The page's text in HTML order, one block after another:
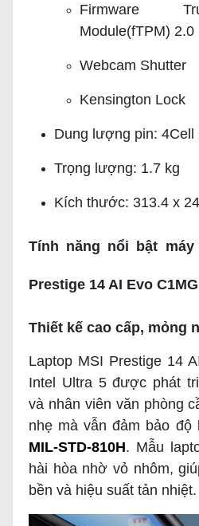
Firmware
Module(fTPM) 2.0
Webcam Shutter
Kensington Lock
Dung lượng pin: 4Cell
Trọng lượng: 1.7 kg
Kích thước: 313.4 x
Tính năng nổi bật
Prestige 14 AI Evo
Thiết kế cao cấp, mỏng
Laptop MSI Prestige 14
Intel Ultra 5 được phát
và nhân viên văn phòng
nhẹ mà vẫn đảm bảo độ
MIL-STD-810H. Mẫu
hài hòa nhờ vỏ nhôm,
bền và hiệu suất tản nhiệt.